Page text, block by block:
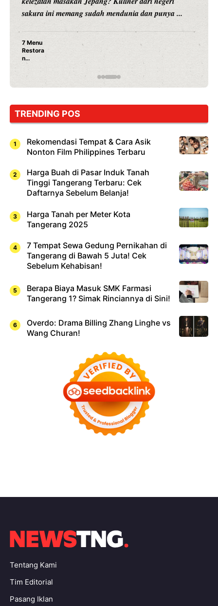
merambah dunia kuliner dengan ...
Nunung Srimulat & Vicky Prasetyo Buka Restoran
Rahasia Mami Bikin Nagih!
TRENDING POS
Rekomendasi Tempat & Cara Asik
Nonton Film Philippines Terbaru
Harga Buah di Pasar Induk Tanah
Tinggi Tangerang Terbaru: Cek
Daftarnya Sebelum Belanja!
Harga Tanah per Meter Kota
Tangerang 2025
7 Tempat Sewa Gedung Pernikahan di
Tangerang di Bawah 5 Juta! Cek
Sebelum Kehabisan!
Berapa Biaya Masuk SMK Farmasi
Tangerang 1? Simak Rinciannya di Sini!
Overdo: Drama Billing Zhang Linghe vs
Wang Churan!
Tentang Kami
Tim Editorial
Pasang Iklan